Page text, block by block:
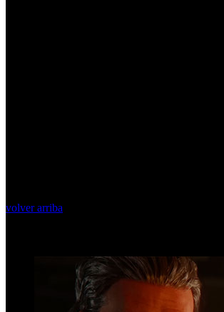
volver arriba